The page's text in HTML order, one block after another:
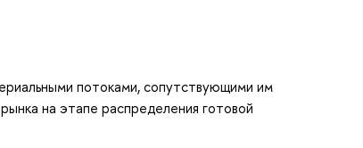
потоками, сопутствующими им
на этапе распределения готовой